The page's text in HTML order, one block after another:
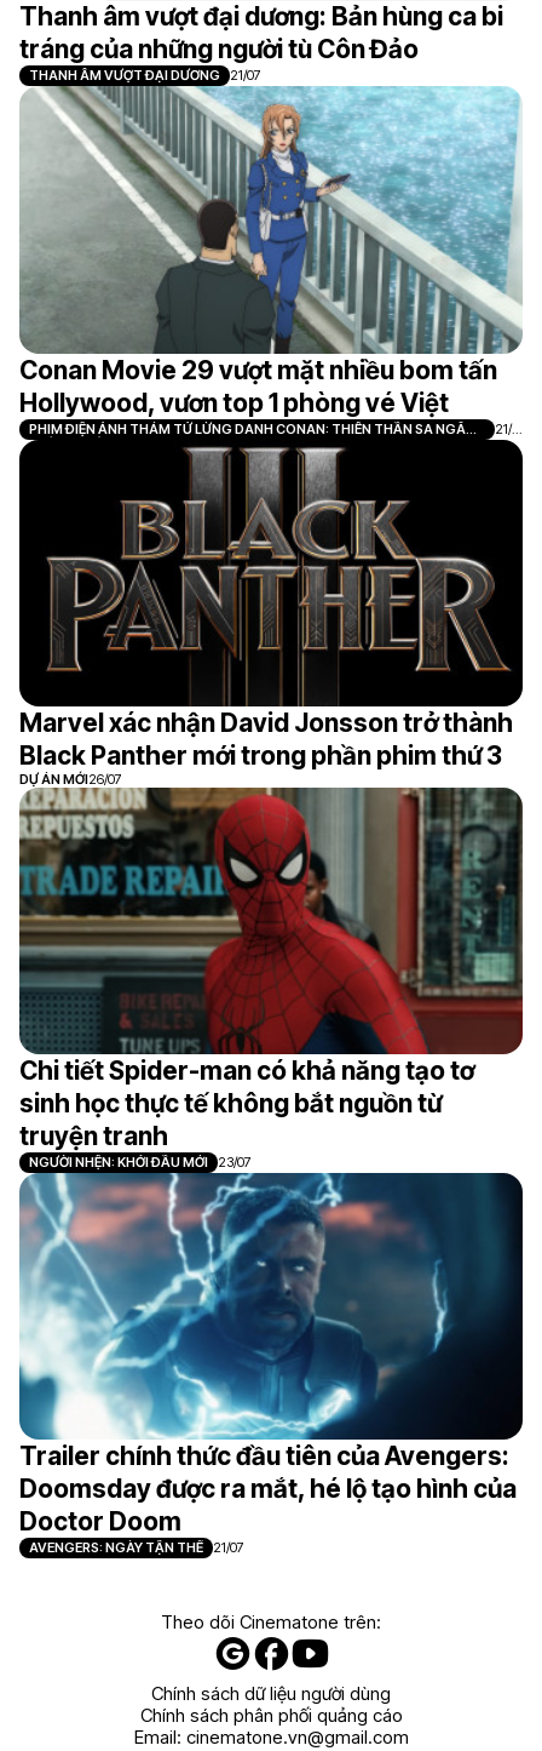
Thanh âm vượt đại dương: Bản hùng ca bi
tráng của những người tù Côn Đảo
THANH ÂM VƯỢT ĐẠI DƯƠNG 21/07
Conan Movie 29 vượt mặt nhiều bom tấn
Hollywood, vươn top 1 phòng vé Việt
PHIM ĐIỆN ẢNH THÁM TỬ LỪNG DANH CONAN: THIÊN THẦN SA NGÃ
TRÊN XA LỘ
21/0
7
Marvel xác nhận David Jonsson trở thành
Black Panther mới trong phần phim thứ 3
DỰ ÁN MỚI26/07
Chi tiết Spider-man có khả năng tạo tơ
sinh học thực tế không bắt nguồn từ
truyện tranh
NGƯỜI NHỆN: KHỞI ĐẦU MỚI 23/07
Trailer chính thức đầu tiên của Avengers:
Doomsday được ra mắt, hé lộ tạo hình của
Doctor Doom
AVENGERS: NGÀY TẬN THẾ 21/07
Theo dõi Cinematone trên:
Chính sách dữ liệu người dùng
Chính sách phân phối quảng cáo
Email: cinematone.vn@gmail.com